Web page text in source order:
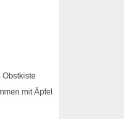
Obstkiste
mit Äpfel